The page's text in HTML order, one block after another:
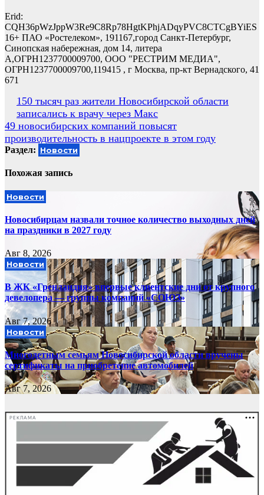
Erid:
CQH36pWzJppW3Re9C8Rp78HgtKPhjADqyPVC8CTCgBYiES
16+ ПАО «Ростелеком», 191167,город Санкт-Петербург,
Синопская набережная, дом 14, литера
А,ОГРН1237700009700, ООО "РЕСТРИМ МЕДИА",
ОГРН1237700009700,119415 , г Москва, пр-кт Вернадского, 41
671
Навигация
по
записям
150 тысяч раз жители Новосибирской области
записались к врачу через Макс
49 новосибирских компаний повысят
производительность в нацпроекте в этом году
Раздел: Новости
Похожая запись
Новости
Новосибирцам назвали точное количество выходных дней
на праздники в 2027 году
Авг 8, 2026
Новости
В ЖК «Гренландия» впервые клиентские дни от крупного
девелопера — группы компаний «СОЮЗ»
Авг 7, 2026
Новости
Многодетным семьям Новосибирской области вручены
сертификаты на приобретение автомобилей
Авг 7, 2026
РЕКЛАМА